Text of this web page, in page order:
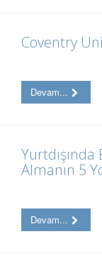
Coventry
Devam...
Almanın 5
Devam...